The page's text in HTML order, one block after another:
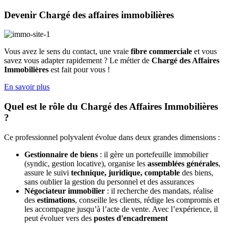
Devenir Chargé des affaires immobilières
Vous avez le sens du contact, une vraie fibre commerciale et vous
savez vous adapter rapidement ? Le métier de Chargé des Affaires
Immobilières est fait pour vous !
En savoir plus
Quel est le rôle du Chargé des Affaires Immobilières
?
Ce professionnel polyvalent évolue dans deux grandes dimensions :
Gestionnaire de biens : il gère un portefeuille immobilier
(syndic, gestion locative), organise les assemblées générales,
assure le suivi technique, juridique, comptable des biens,
sans oublier la gestion du personnel et des assurances
Négociateur immobilier : il recherche des mandats, réalise
des estimations, conseille les clients, rédige les compromis et
les accompagne jusqu’à l’acte de vente. Avec l’expérience, il
peut évoluer vers des postes d'encadrement